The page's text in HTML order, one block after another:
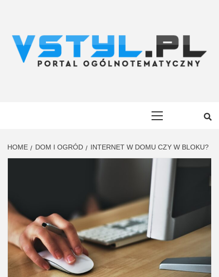
HOME DOM I OGRÓD INTERNET W DOMU CZY W BLOKU?